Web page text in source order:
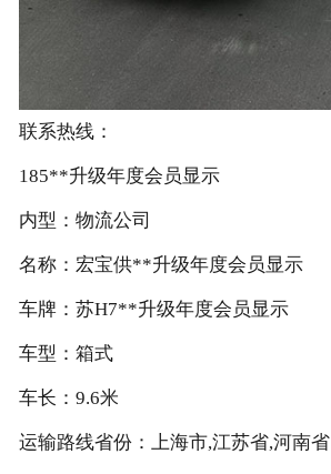
联系热线：
185**升级年度会员显示
内型：物流公司
名称：宏宝供**升级年度会员显示
车牌：苏H7**升级年度会员显示
车型：箱式
车长：9.6米
运输路线省份：上海市,江苏省,河南省